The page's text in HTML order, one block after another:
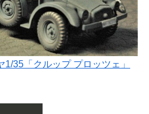
1/35「クルップ プロッツェ」